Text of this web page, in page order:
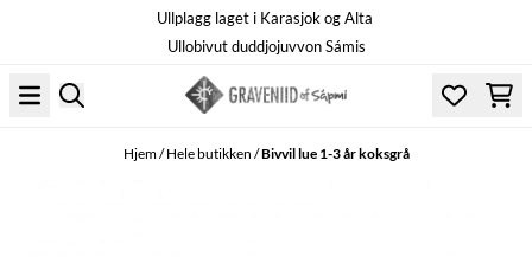
Ullplagg laget i Karasjok og Alta
Ullobivut duddjojuvvon Sámis
Hjem/Hele butikken /Bivvil lue 1-3 år koksgrå